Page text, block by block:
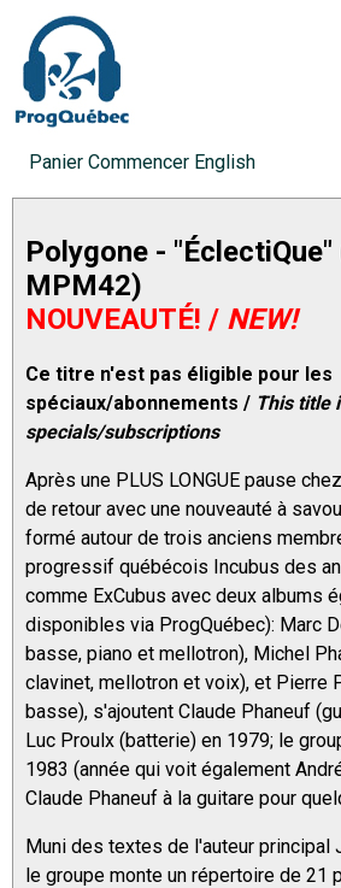
Panier Commencer English
Polygone -
MPM42)
NOUVEAUTÉ! / NEW!
Ce titre n'est pas éligible pour les
spéciaux/abonnements / This title
specials/subscriptions
Après une PLUS LONGUE pause
de retour avec une nouveauté à
formé autour de trois anciens
progressif québécois Incubus des
comme ExCubus avec deux albums
disponibles via ProgQuébec): Marc
basse, piano et mellotron), Michel
clavinet, mellotron et voix), et Pierre
basse), s'ajoutent Claude Phaneuf
Luc Proulx (batterie) en 1979; le
1983 (année qui voit également
Claude Phaneuf à la guitare pour
Muni des textes de l'auteur principal
le groupe monte un répertoire de 21